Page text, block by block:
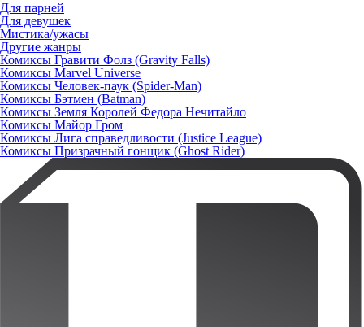
Для парней
Для девушек
Мистика/ужасы
Другие жанры
Комиксы Гравити Фолз (Gravity Falls)
Комиксы Marvel Universe
Комиксы Человек-паук (Spider-Man)
Комиксы Бэтмен (Batman)
Комиксы Земля Королей Федора Нечитайло
Комиксы Майор Гром
Комиксы Лига справедливости (Justice League)
Комиксы Призрачный гонщик (Ghost Rider)